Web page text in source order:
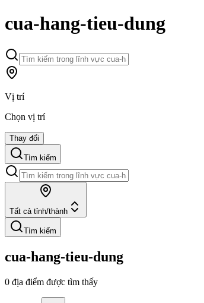
cua-hang-tieu-dung
Vị trí
Chọn vị trí
Thay đổi
Tìm kiếm
Tất cả tỉnh/thành
Tìm kiếm
cua-hang-tieu-dung
0 địa điểm được tìm thấy